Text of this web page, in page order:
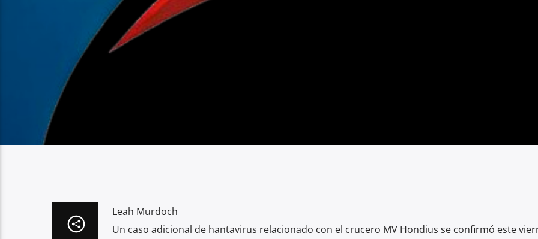
Leah Murdoch
Un caso adicional de hantavirus relacionado con el crucero MV Hondius se confirmó este